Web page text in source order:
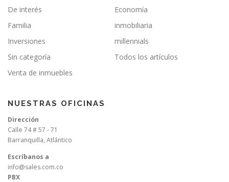
De interés
Economía
Familia
inmobiliaria
Inversiones
millennials
Sin categoría
Todos los artículos
Venta de inmuebles
NUESTRAS OFICINAS
Dirección
Calle 74 # 57 - 71
Barranquilla, Atlántico
Escríbanos a
info@sales.com.co
PBX